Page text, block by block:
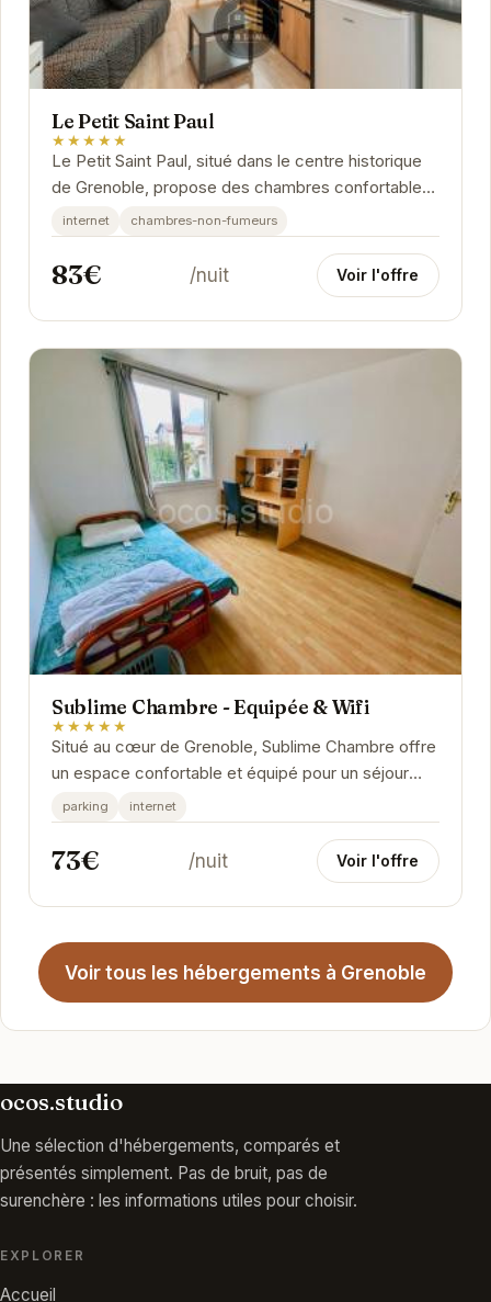
Le Petit Saint Paul
★★★★★
Le Petit Saint Paul, situé dans le centre historique
de Grenoble, propose des chambres confortables
avec une connexion Wi-Fi gratuite. Cet...
internet chambres-non-fumeurs
83€ /nuit Voir l'offre
Sublime Chambre - Equipée & Wifi
★★★★★
Situé au cœur de Grenoble, Sublime Chambre offre
un espace confortable et équipé pour un séjour
agréable. Avec un parking et une connexion...
parking internet
73€ /nuit Voir l'offre
Voir tous les hébergements à Grenoble
ocos.studio
Une sélection d'hébergements, comparés et
présentés simplement. Pas de bruit, pas de
surenchère : les informations utiles pour choisir.
EXPLORER
Accueil